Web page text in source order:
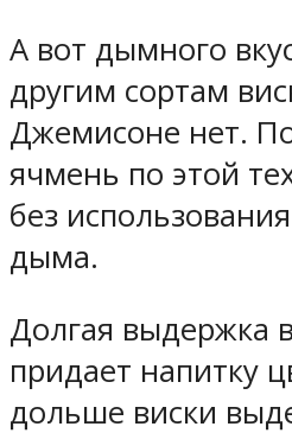
А вот дымного
другим сортам
Джемисоне нет.
ячмень по этой
без
дыма.
Долгая выдержка
придает напитку
дольше виски